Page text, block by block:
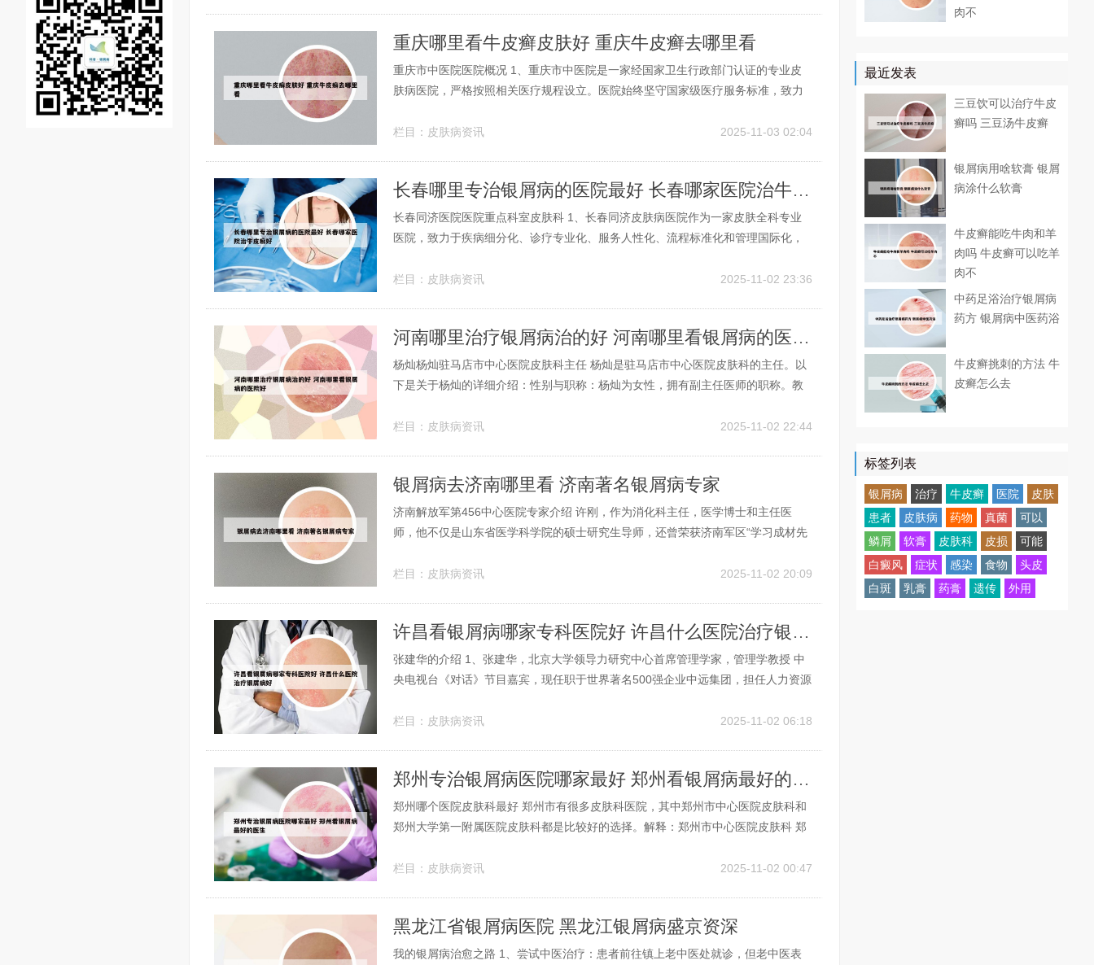
重庆哪里看牛皮癣皮肤好 重庆牛皮癣去哪里看
重庆市中医院医院概况 1、重庆市中医院是一家经国家卫生行政部门认证的专业皮
肤病医院，严格按照相关医疗规程设立。医院始终坚守国家级医疗服务标准，致力
行技术攻关，力求与国际前沿保持同步。2、重庆市中医院是一所集医疗、教学、科
栏目： 皮肤病资讯 2025-11-03 02:04
长春哪里专治银屑病的医院最好 长春哪家医院治牛皮癣好
长春同济医院医院重点科室皮肤科 1、长春同济皮肤病医院作为一家皮肤全科专业
医院，致力于疾病细分化、诊疗专业化、服务人性化、流程标准化和管理国际化，
容在内的十大皮肤病诊疗中心，提供治疗、保健、康复和科研活动，为患者带来福
栏目： 皮肤病资讯 2025-11-02 23:36
河南哪里治疗银屑病治的好 河南哪里看银屑病的医院好
杨灿杨灿驻马店市中心医院皮肤科主任 杨灿是驻马店市中心医院皮肤科的主任。以
下是关于杨灿的详细介绍：性别与职称：杨灿为女性，拥有副主任医师的职称。教
灿积累了近二十年的皮肤病专业经验，拥有丰富的临床实践经验。杨灿，1971年出
栏目： 皮肤病资讯 2025-11-02 22:44
银屑病去济南哪里看 济南著名银屑病专家
济南解放军第456中心医院专家介绍 许刚，作为消化科主任，医学博士和主任医
师，他不仅是山东省医学科学院的硕士研究生导师，还曾荣获济南军区“学习成材先
院的消化科拥有一支实力强大的专家团队，其中包括：许刚，消化科主任，医学博
栏目： 皮肤病资讯 2025-11-02 20:09
许昌看银屑病哪家专科医院好 许昌什么医院治疗银屑病好
张建华的介绍 1、张建华，北京大学领导力研究中心首席管理学家，管理学教授 中
央电视台《对话》节目嘉宾，现任职于世界著名500强企业中远集团，担任人力资源
细介绍：基本信息：张建华，1962年出生于黑龙江省哈尔滨，历史学博士，现任北
栏目： 皮肤病资讯 2025-11-02 06:18
郑州专治银屑病医院哪家最好 郑州看银屑病最好的医生
郑州哪个医院皮肤科最好 郑州市有很多皮肤科医院，其中郑州市中心医院皮肤科和
郑州大学第一附属医院皮肤科都是比较好的选择。解释：郑州市中心医院皮肤科 郑
团队。该科室能够处理各种常见皮肤病，对于复杂、顽固的皮肤病也有丰富的治疗
栏目： 皮肤病资讯 2025-11-02 00:47
黑龙江省银屑病医院 黑龙江银屑病盛京资深
我的银屑病治愈之路 1、尝试中医治疗：患者前往镇上老中医处就诊，但老中医表
肉不
最近发表
三豆饮可以治疗牛皮
癣吗 三豆汤牛皮癣
银屑病用啥软膏 银屑
病涂什么软膏
牛皮癣能吃牛肉和羊
肉吗 牛皮癣可以吃羊
肉不
中药足浴治疗银屑病
药方 银屑病中医药浴
牛皮癣挑刺的方法 牛
皮癣怎么去
标签列表
银屑病 治疗 牛皮癣 医院
皮肤
患者
皮肤病 药物 真菌
可以
鳞屑
软膏 皮肤科 皮损
可能
白癜风
症状 感染 食物
头皮
白斑
乳膏 药膏 遗传 外用